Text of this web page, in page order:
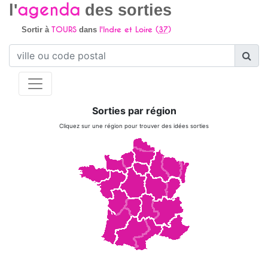
l'agenda des sorties
Sortir à TOURSdans l'Indre et Loire (37)
Sorties par région
Cliquez sur une région pour trouver des idées sorties